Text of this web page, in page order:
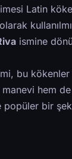
Latin
ismine
bu
manevi hem
popüler bir